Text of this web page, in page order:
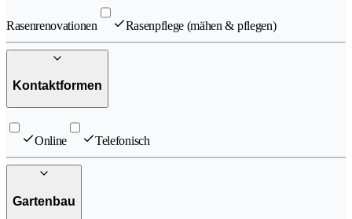
Rasenrenovationen Rasenpflege (mähen & pflegen)
Kontaktformen
Online Telefonisch
Gartenbau